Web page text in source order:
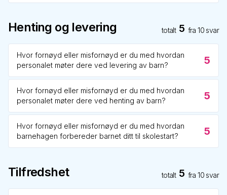
Henting og levering totalt 5 fra10 svar
Hvor fornøyd eller misfornøyd er du med hvordan
personalet møter dere ved levering av barn?
5
Hvor fornøyd eller misfornøyd er du med hvordan
personalet møter dere ved henting av barn?
5
Hvor fornøyd eller misfornøyd er du med hvordan
barnehagen forbereder barnet ditt til skolestart?
5
Tilfredshet totalt 5 fra10 svar